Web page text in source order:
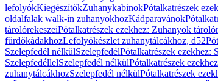
lefolyókKiegészítőkZuhanykabinokPótalkatrészek
oldalfalak walk-in zuhanyokhozKádparavánok
tárolórekeszeiPótalkatrészek ezekhez: Zuhanyok
fürdőkádakhozLefolyókészlet zuhanytálcákhoz, d52
Szelepfedél nélkülSzelepfedélPótalkatrészek ezekhez:
SzelepfedéllelSzelepfedél nélkülPótalkatrészek
zuhanytálcákhozSzelepfedél nélkülPótalkatrészek